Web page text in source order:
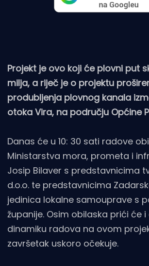
Projekt je ovo koji će plovni put
milja, a riječ je o projektu
produbljenja plovnog kanala
otoka Vira, na području Općine
Danas će u 10: 30 sati radove
Ministarstva mora, prometa i
Josip Bilaver s predstavnicima
d.o.o. te predstavnicima
jedinica lokalne samouprave s
županije. Osim obilaska prići će i
dinamiku radova na ovom
završetak uskoro očekuje.